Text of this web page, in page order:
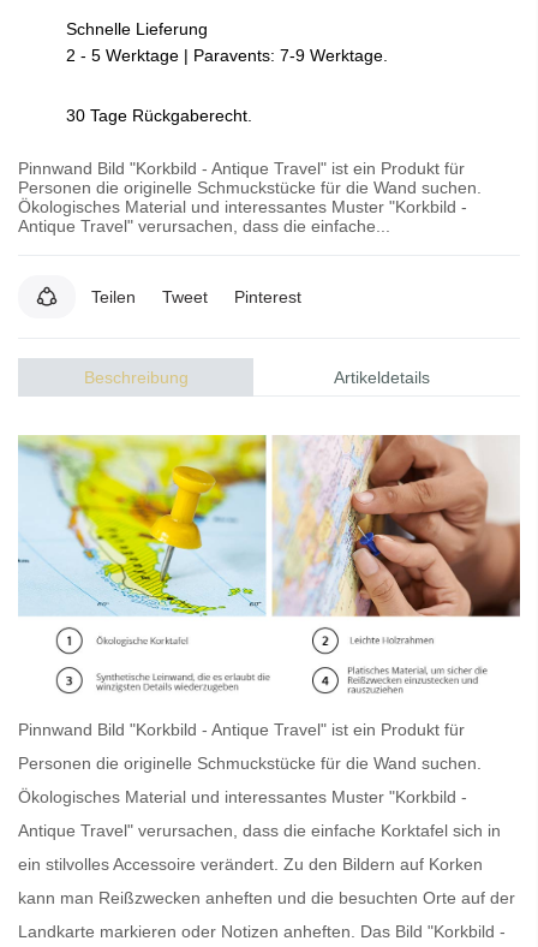
Schnelle Lieferung
2 - 5 Werktage | Paravents: 7-9 Werktage.
30 Tage Rückgaberecht.
Pinnwand Bild "Korkbild - Antique Travel" ist ein Produkt für
Personen die originelle Schmuckstücke für die Wand suchen.
Ökologisches Material und interessantes Muster "Korkbild -
Antique Travel" verursachen, dass die einfache...
Teilen Tweet Pinterest
Beschreibung Artikeldetails
Pinnwand Bild "Korkbild - Antique Travel" ist ein Produkt für
Personen die originelle Schmuckstücke für die Wand suchen.
Ökologisches Material und interessantes Muster "Korkbild -
Antique Travel" verursachen, dass die einfache Korktafel sich in
ein stilvolles Accessoire verändert. Zu den Bildern auf Korken
kann man Reißzwecken anheften und die besuchten Orte auf der
Landkarte markieren oder Notizen anheften. Das Bild "Korkbild -